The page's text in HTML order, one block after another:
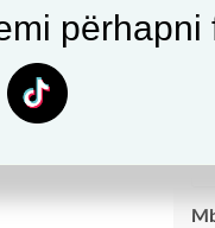
përhapni